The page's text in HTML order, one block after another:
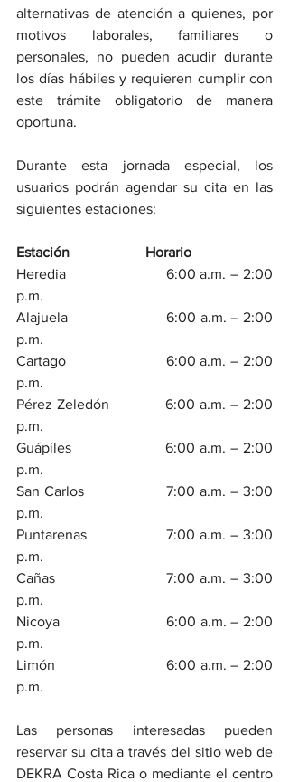
alternativas de atención a quienes, por
motivos laborales, familiares o
personales, no pueden acudir durante
los días hábiles y requieren cumplir con
este trámite obligatorio de manera
oportuna.
Durante esta jornada especial, los
usuarios podrán agendar su cita en las
siguientes estaciones:
Estación                     Horario
Heredia                       6:00 a.m. – 2:00
p.m.
Alajuela                       6:00 a.m. – 2:00
p.m.
Cartago                       6:00 a.m. – 2:00
p.m.
Pérez Zeledón            6:00 a.m. – 2:00
p.m.
Guápiles                     6:00 a.m. – 2:00
p.m.
San Carlos                  7:00 a.m. – 3:00
p.m.
Puntarenas                 7:00 a.m. – 3:00
p.m.
Cañas                         7:00 a.m. – 3:00
p.m.
Nicoya                         6:00 a.m. – 2:00
p.m.
Limón                          6:00 a.m. – 2:00
p.m.
Las personas interesadas pueden
reservar su cita a través del sitio web de
DEKRA Costa Rica o mediante el centro